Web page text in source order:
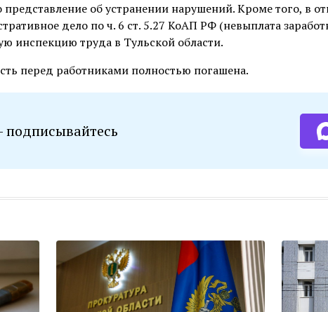
об устранении нарушений. Кроме того, в
дело по ч. 6 ст. 5.27 КоАП РФ (невыплата
инспекцию труда в Тульской области.
перед работниками полностью погашена.
подписывайтесь